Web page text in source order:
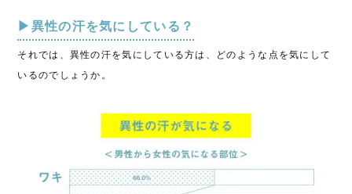
▶異性の汗を気にしている？
それでは、異性の汗を気にしている方は、どのような点を気にして
いるのでしょうか。